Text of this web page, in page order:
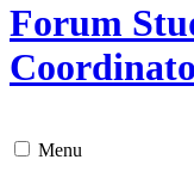
Forum
Menu